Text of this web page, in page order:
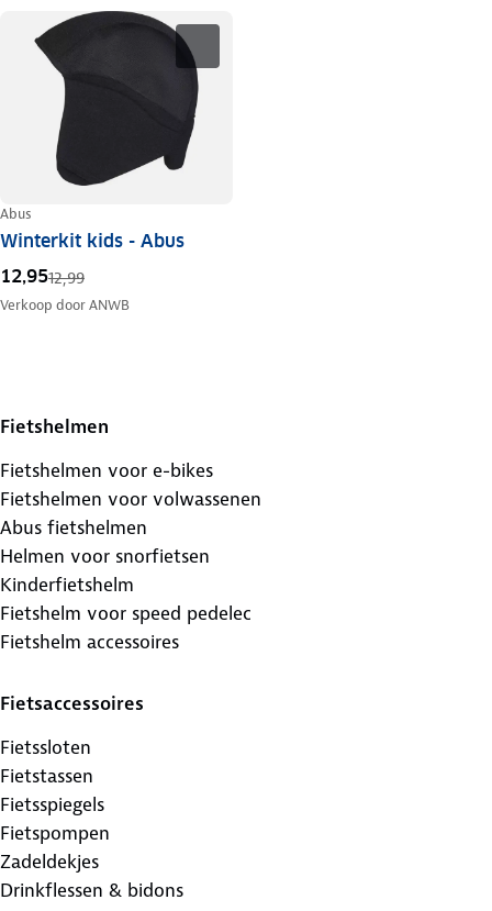
Abus
Winterkit kids - Abus
12,9512,99
Verkoop doorANWB
Fietshelmen
Fietshelmen voor e-bikes
Fietshelmen voor volwassenen
Abus fietshelmen
Helmen voor snorfietsen
Kinderfietshelm
Fietshelm voor speed pedelec
Fietshelm accessoires
Fietsaccessoires
Fietssloten
Fietstassen
Fietsspiegels
Fietspompen
Zadeldekjes
Drinkflessen & bidons